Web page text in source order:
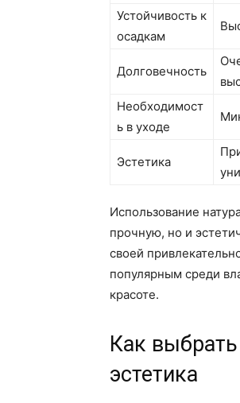
Устойчивость к
осадкам
Долговечность
Необходимост
ь в уходе
Эстетика
Использование
прочную, но и
своей
популярным среди
красоте.
Как
эстетика